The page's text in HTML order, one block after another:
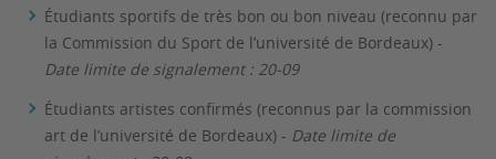
Étudiants sportifs de très bon ou bon niveau (reconnu par
la Commission du Sport de l’université de Bordeaux) -
Date limite de signalement : 20-09
Étudiants artistes confirmés (reconnus par la commission
art de l’université de Bordeaux) - Date limite de